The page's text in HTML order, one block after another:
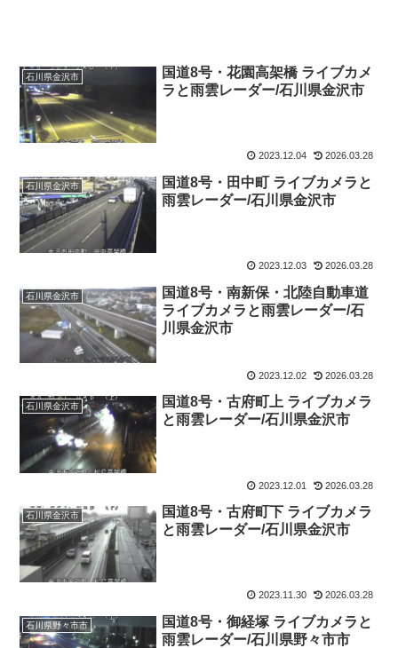
石川県金沢市
国道8号・花園高架橋 ライブカメ
ラと雨雲レーダー/石川県金沢市
2023.12.04 2026.03.28
石川県金沢市
国道8号・田中町 ライブカメラと
雨雲レーダー/石川県金沢市
2023.12.03 2026.03.28
石川県金沢市
国道8号・南新保・北陸自動車道
ライブカメラと雨雲レーダー/石
川県金沢市
2023.12.02 2026.03.28
石川県金沢市
国道8号・古府町上 ライブカメラ
と雨雲レーダー/石川県金沢市
2023.12.01 2026.03.28
石川県金沢市
国道8号・古府町下 ライブカメラ
と雨雲レーダー/石川県金沢市
2023.11.30 2026.03.28
石川県野々市市
国道8号・御経塚 ライブカメラと
雨雲レーダー/石川県野々市市